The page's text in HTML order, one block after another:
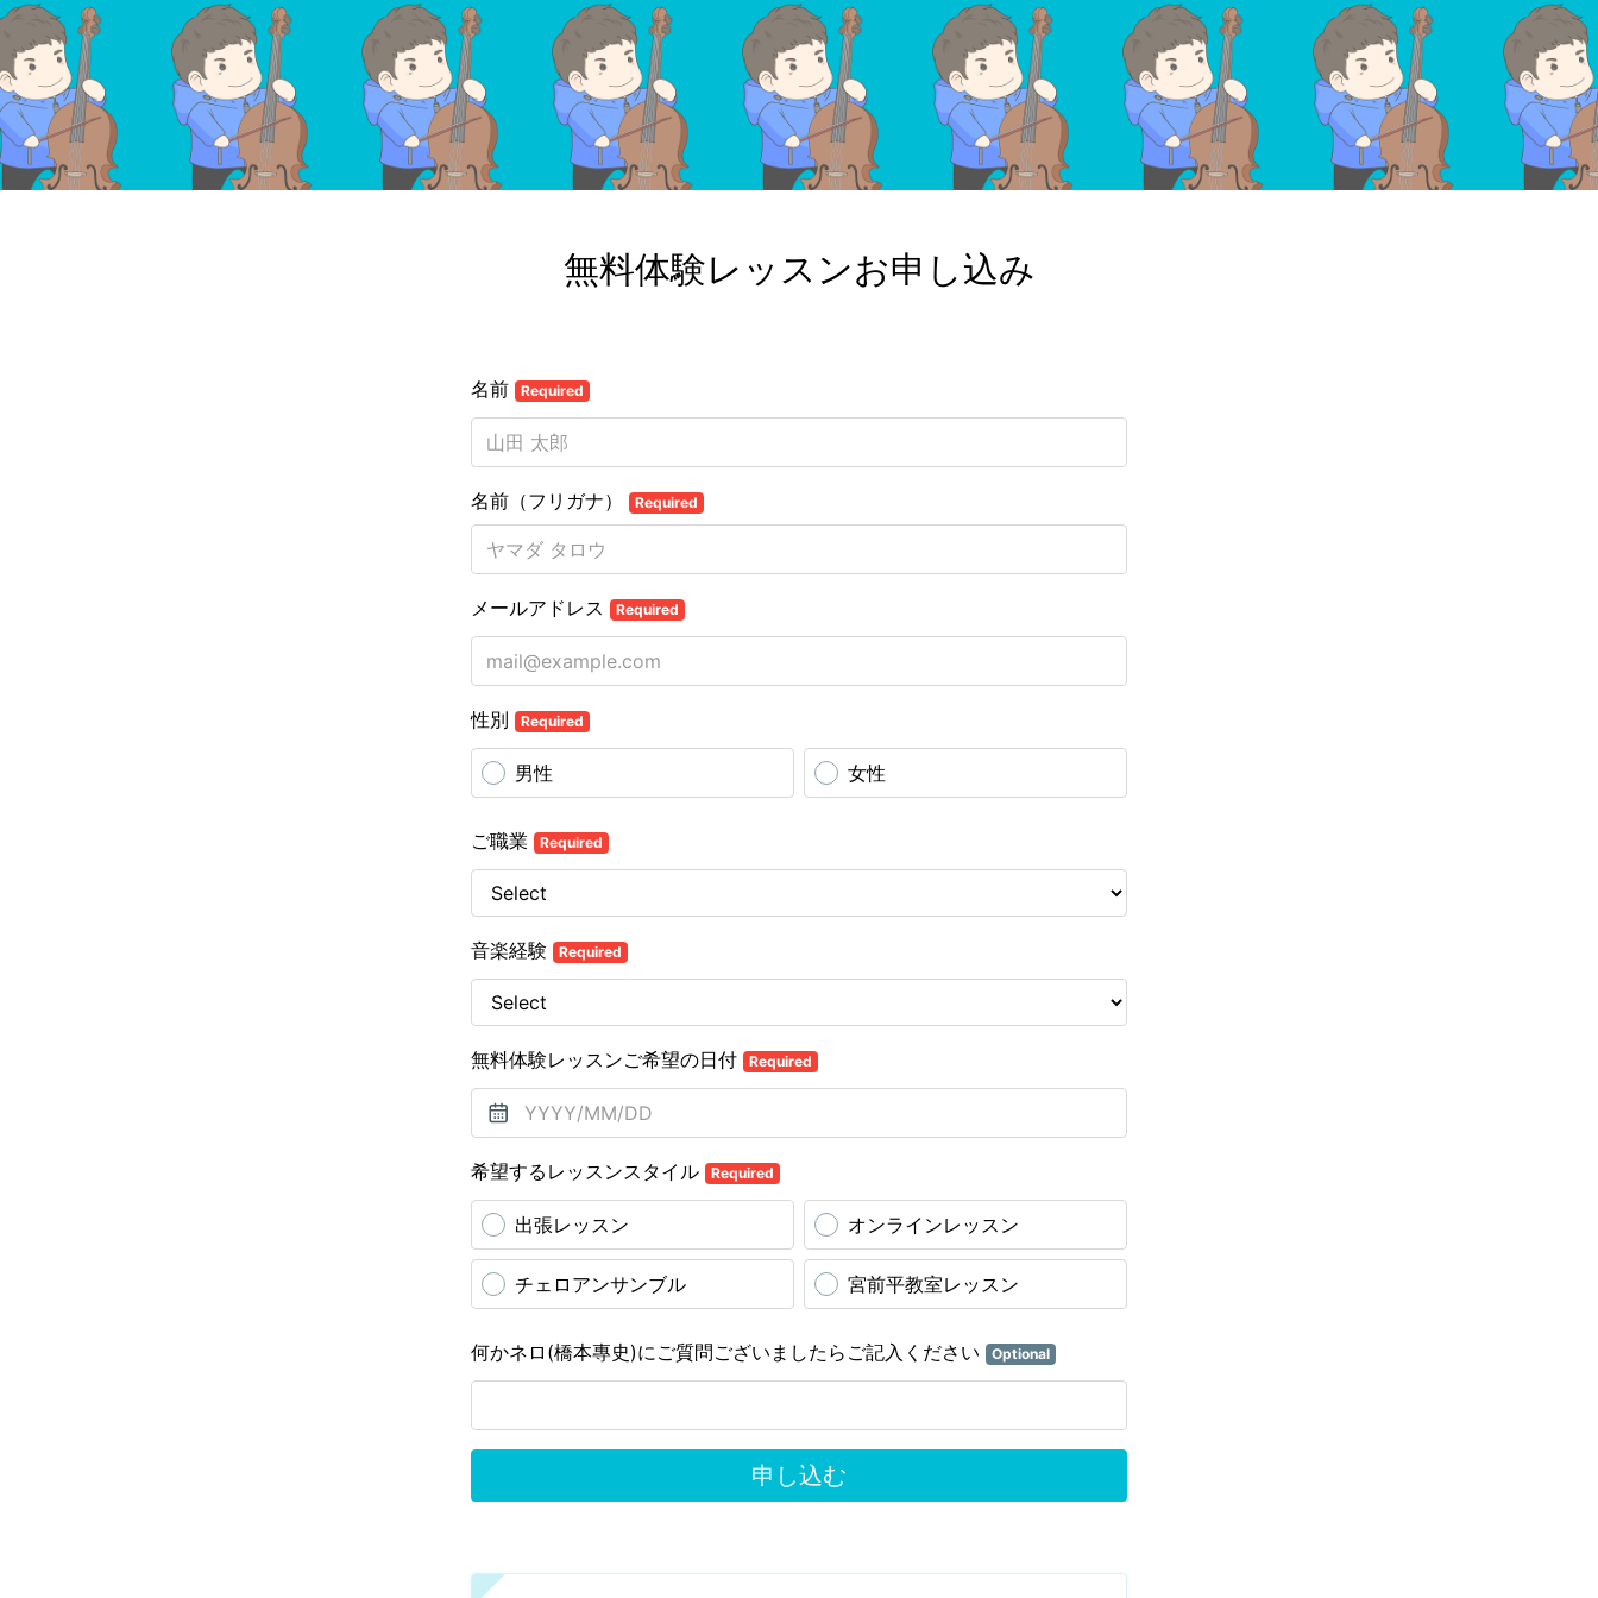
無料体験レッスンお申し込み
名前 Required
名前（フリガナ） Required
メールアドレス Required
性別 Required
男性 女性
ご職業 Required
音楽経験 Required
無料体験レッスンご希望の日付 Required
希望するレッスンスタイル Required
出張レッスン オンラインレッスン
チェロアンサンブル 宮前平教室レッスン
何かネロ(橋本專史)にご質問ございましたらご記入ください Optional
申し込む